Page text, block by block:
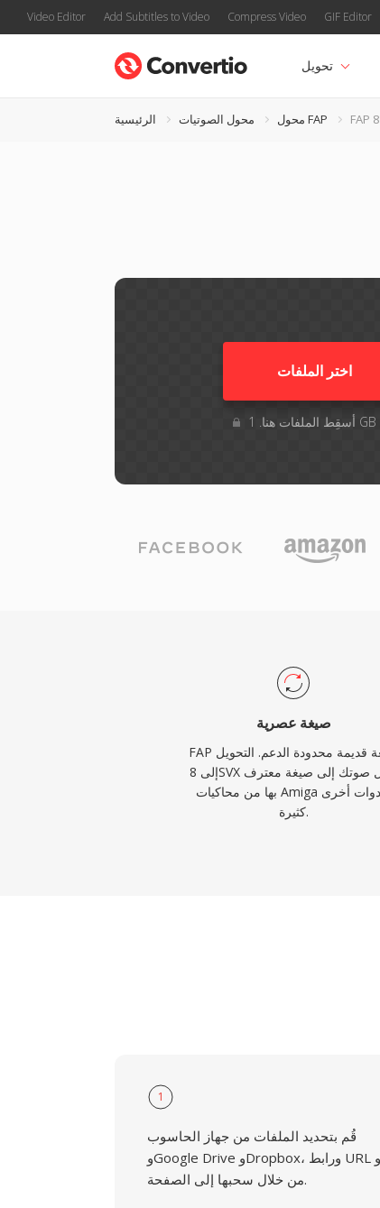
Video Editor Add Subtitles to Video Compress Video GIF Editor
تحويل
الرئيسية محول الصوتيات محول FAP
اختر الملفات
صيغة عصرية
FAP صيغة قديمة محدودة الدعم. التحويل
إلى 8SVX ينقل صوتك إلى صيغة معترف
بها من محاكيات Amiga وأدوات أخرى
كثيرة.
1
قُم بتحديد الملفات من جهاز الحاسوب
وGoogle Drive وDropbox، ورابط URL أو
من خلال سحبها إلى الصفحة.